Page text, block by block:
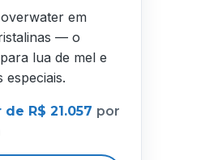
em
— o
lua de mel e
especiais.
R$ 21.057 por